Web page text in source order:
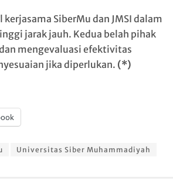
SiberMu dan JMSI dalam
jarak jauh. Kedua belah pihak
mengevaluasi efektivitas
jika diperlukan. (*)
Universitas Siber Muhammadiyah